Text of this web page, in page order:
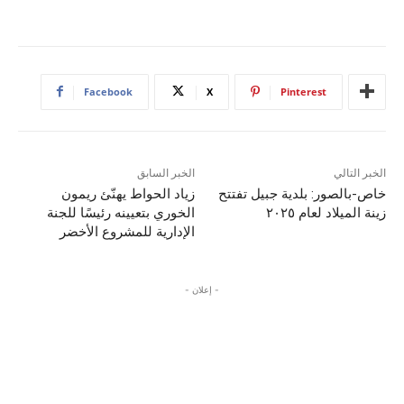
Facebook X Pinterest
الخبر السابق
زياد الحواط يهنّئ ريمون
الخوري بتعيينه رئيسًا للجنة
الإدارية للمشروع الأخضر
الخبر التالي
خاص-بالصور: بلدية جبيل تفتتح
زينة الميلاد لعام ٢٠٢٥
- إعلان -